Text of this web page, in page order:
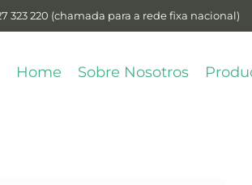
323 220 (chamada para a rede fixa nacional)
Home Sobre Nosotros